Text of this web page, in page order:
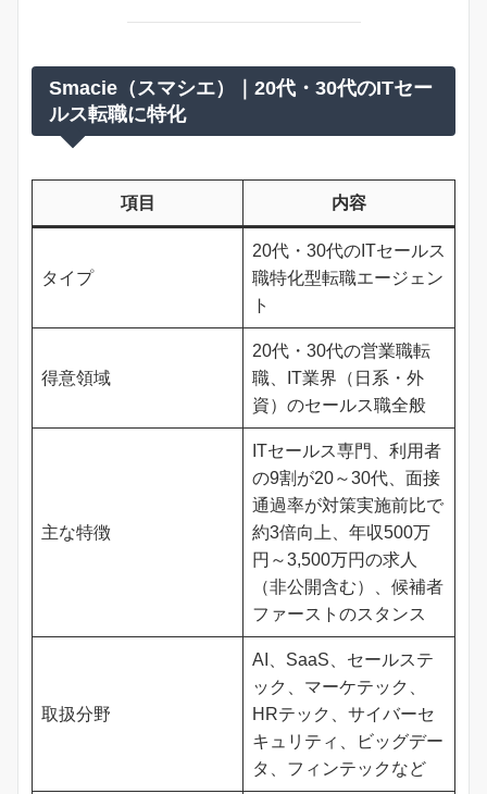
Smacie（スマシエ）｜20代・30代のITセー
ルス転職に特化
項目 内容
タイプ
20代・30代のITセールス
職特化型転職エージェン
ト
得意領域
20代・30代の営業職転
職、IT業界（日系・外
資）のセールス職全般
主な特徴
ITセールス専門、利用者
の9割が20～30代、面接
通過率が対策実施前比で
約3倍向上、年収500万
円～3,500万円の求人
（非公開含む）、候補者
ファーストのスタンス
取扱分野
AI、SaaS、セールステ
ック、マーケテック、
HRテック、サイバーセ
キュリティ、ビッグデー
タ、フィンテックなど